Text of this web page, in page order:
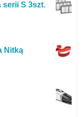
serii S 3szt.
Nitką